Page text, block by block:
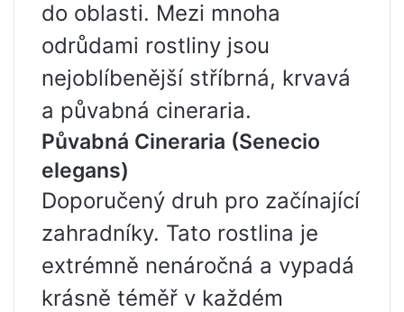
do oblasti. Mezi mnoha
odrůdami rostliny jsou
nejoblíbenější stříbrná, krvavá
a půvabná cineraria.
Půvabná Cineraria (Senecio
elegans)
Doporučený druh pro začínající
zahradníky. Tato rostlina je
extrémně nenáročná a vypadá
krásně téměř v každém